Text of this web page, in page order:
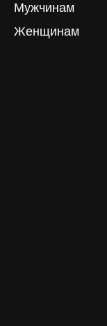
Мужчинам
Женщинам